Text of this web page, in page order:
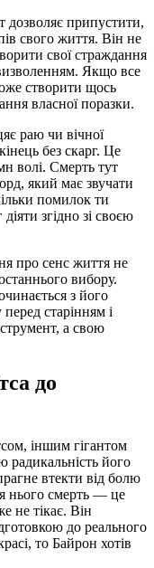
дозволяє припустити,
свого життя. Він не
свої страждання
Якщо все
створити щось
власної поразки.
раю чи вічної
без скарг. Це
волі. Смерть тут
який має звучати
помилок ти
згідно зі своєю
про сенс життя не
вибору.
з його
старінням і
а свою
до
іншим гігантом
радикальність його
втекти від болю
нього смерть — це
не тікає. Він
до реального
то Байрон хотів